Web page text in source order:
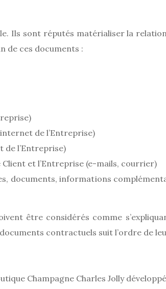
Ils sont réputés matérialiser la
de ces documents :
de l’Entreprise)
l’Entreprise)
et l’Entreprise (e-mails, courrier)
documents, informations
être considérés comme
contractuels suit l’ordre de
Champagne Charles Jolly